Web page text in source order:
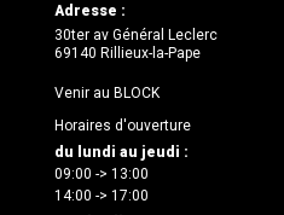
Adresse :
30ter av Général Leclerc
69140 Rillieux-la-Pape
Venir au BLOCK
Horaires d'ouverture
du lundi au jeudi :
09:00 -> 13:00
14:00 -> 17:00